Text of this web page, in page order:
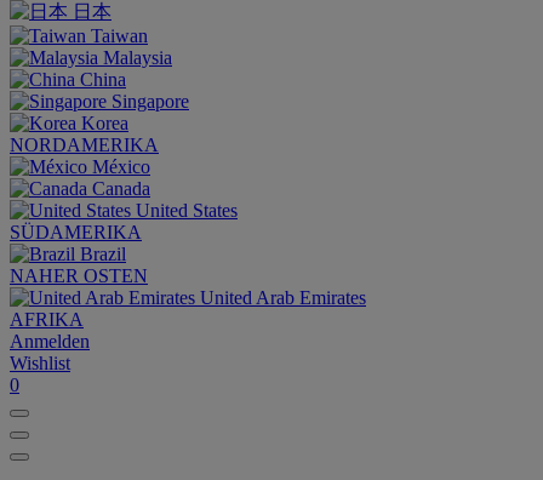
日本
Taiwan
Malaysia
China
Singapore
Korea
NORDAMERIKA
México
Canada
United States
SÜDAMERIKA
Brazil
NAHER OSTEN
United Arab Emirates
AFRIKA
Anmelden
Wishlist
0